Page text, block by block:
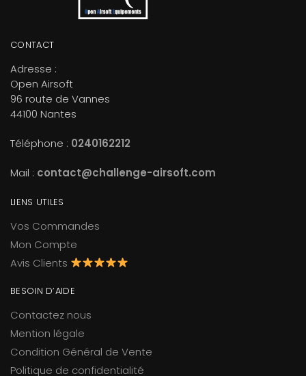
CONTACT
Adresse :
Open Airsoft
96 route de Vannes
44100 Nantes
Téléphone : 0240162212
Mail : contact@challenge-airsoft.com
LIENS UTILES
Vos Commandes
Mon Compte
Avis Clients
BESOIN D’AIDE
Contactez nous
Mention légale
Condition Général de Vente
Politique de confidentialité